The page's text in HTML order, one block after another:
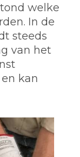
welke
In de
steeds
van het
kan